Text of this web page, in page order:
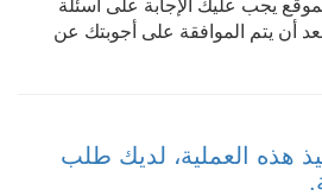
يجب عليك الإجابة على أسئلة
أن يتم الموافقة على أجوبتك عن
هذه العملية، لديك طلب